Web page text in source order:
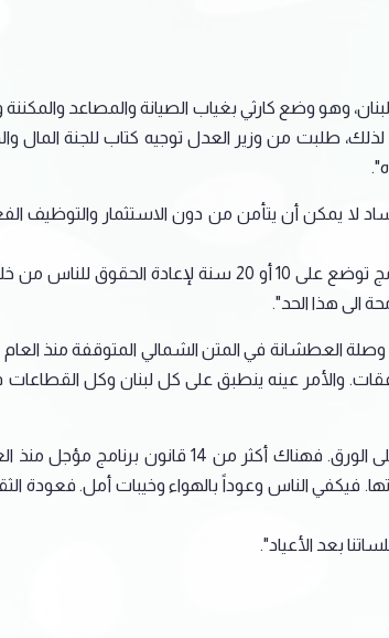
وهو وضع كارثي بغياب الصيانة والمصاعد
طلبت من وزير العدل توجيه كتاب للجنة المال
لا يمكن أن يتأمن من دون الاستثمار والتوظيف
أما على صعيد وزارة المال، فقال كنعان "كلنا سمعنا عن مشروع الحكومة للودائع واستردادها.
الى هذا الحد".
والأمر عينه ينطبق على كل لبنان وكل القطاعات
فيكفي الناس وعوداً بالهواء وخيبات أمل. فعودة
بعد الأعياد".